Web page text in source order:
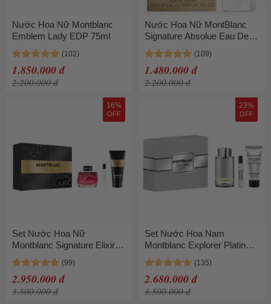
Nước Hoa Nữ Montblanc
Emblem Lady EDP 75ml
1.850.000 đ
2.200.000 đ
Nước Hoa Nữ MontBlanc
Signature Absolue Eau De
Parfum 30ml
1.480.000 đ
2.200.000 đ
16%
OFF
Set Nước Hoa Nữ
Montblanc Signature Elixir
EDP 3 Món (90ml + 7.5ml +
Body Lotion 100ml)
2.950.000 đ
3.500.000 đ
23%
OFF
Set Nước Hoa Nam
Montblanc Explorer Platinum
3 Món (EDP 100ml + 7.5ml
+ Shower Gel 100ml)
2.680.000 đ
3.500.000 đ